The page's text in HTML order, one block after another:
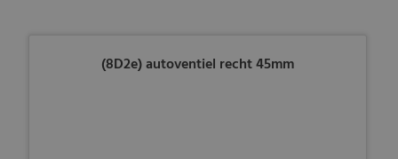
(8D2e) autoventiel recht 45mm